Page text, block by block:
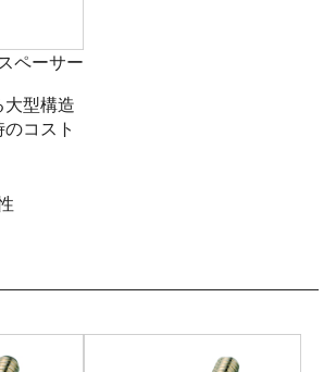
ペーサー
大型構造
コスト